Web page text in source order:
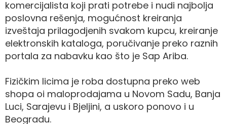
komercijalista koji prati potrebe i nudi najbolja
poslovna rešenja, mogućnost kreiranja
izveštaja prilagodjenih svakom kupcu, kreiranje
elektronskih kataloga, poručivanje preko raznih
portala za nabavku kao što je Sap Ariba.
Fizičkim licima je roba dostupna preko web
shopa oi maloprodajama u Novom Sadu, Banja
Luci, Sarajevu i Bjeljini, a uskoro ponovo i u
Beogradu.